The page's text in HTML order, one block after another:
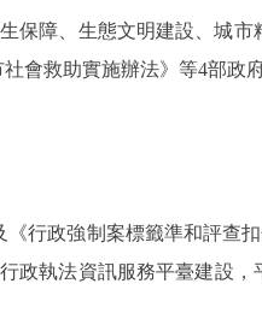
障、生態文明建設、城市
會救助實施辦法》等4部政
政強制案標籤準和評查扣
政執法資訊服務平臺建設